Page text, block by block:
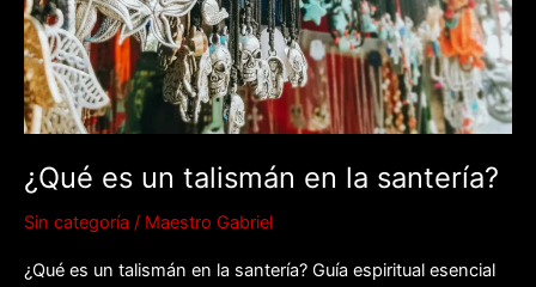
¿Qué es un talismán en la santería?
Sin categoría / Maestro Gabriel
¿Qué es un talismán en la santería? Guía espiritual esencial
la
santería?